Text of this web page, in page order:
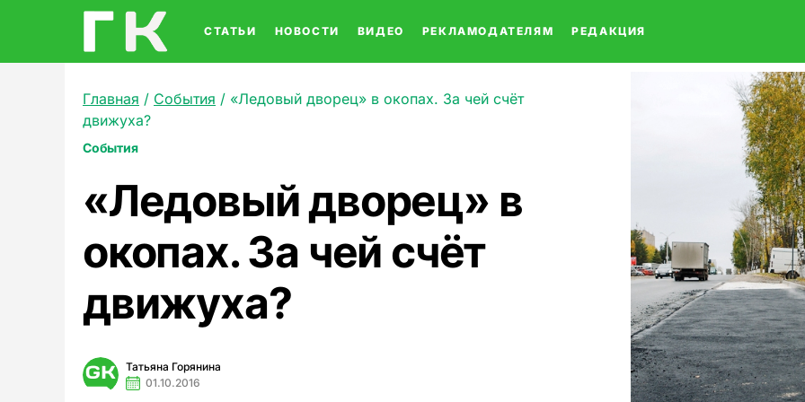
СТАТЬИ НОВОСТИ ВИДЕО РЕКЛАМОДАТЕЛЯМ РЕДАКЦИЯ
Главная / События / «Ледовый дворец» в окопах. За чей счёт
движуха?
События
«Ледовый дворец» в
окопах. За чей счёт
движуха?
Татьяна Горянина
01.10.2016